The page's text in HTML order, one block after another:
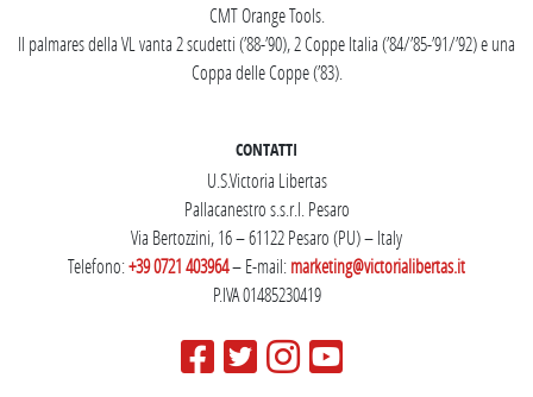
CMT Orange Tools.
Il palmares della VL vanta 2 scudetti (’88-’90), 2 Coppe Italia (’84/’85-’91/’92) e una
Coppa delle Coppe (’83).
CONTATTI
U.S.Victoria Libertas
Pallacanestro s.s.r.l. Pesaro
Via Bertozzini, 16 – 61122 Pesaro (PU) – Italy
Telefono:+39 0721 403964– E-mail:marketing@victorialibertas.it
P.IVA 01485230419